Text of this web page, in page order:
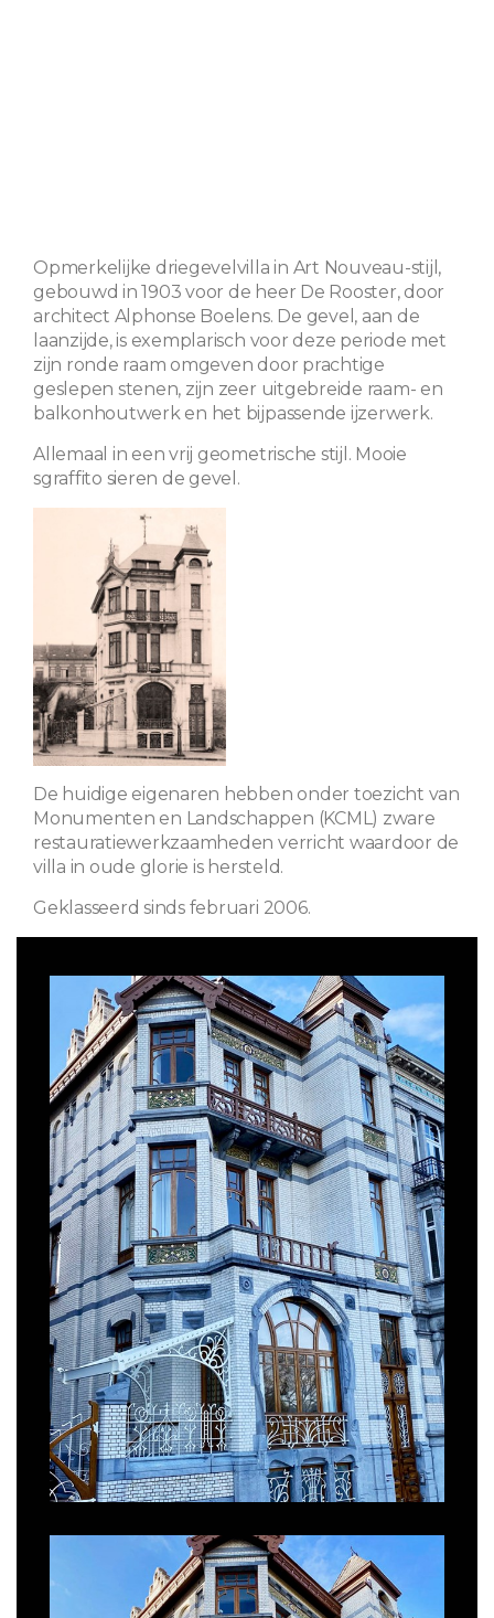
Opmerkelijke driegevelvilla in Art Nouveau-stijl,
gebouwd in 1903 voor de heer De Rooster, door
architect Alphonse Boelens. De gevel, aan de
laanzijde, is exemplarisch voor deze periode met
zijn ronde raam omgeven door prachtige
geslepen stenen, zijn zeer uitgebreide raam- en
balkonhoutwerk en het bijpassende ijzerwerk.
Allemaal in een vrij geometrische stijl. Mooie
sgraffito sieren de gevel.
De huidige eigenaren hebben onder toezicht van
Monumenten en Landschappen (KCML) zware
restauratiewerkzaamheden verricht waardoor de
villa in oude glorie is hersteld.
Geklasseerd sinds februari 2006.